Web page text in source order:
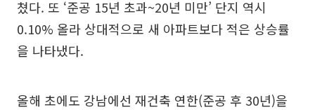
쳤다. 또 ‘준공 15년 초과~20년 미만’ 단지 역시
0.10% 올라 상대적으로 새 아파트보다 적은 상승률
을 나타냈다.
올해 초에도 강남에선 재건축 연한(준공 후 30년)을